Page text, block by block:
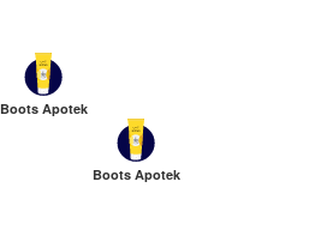
Boots Apotek
Boots Apotek